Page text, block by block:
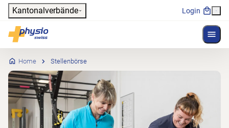
Header
Kantonalverbände Login
Physioswiss
Hauptnavigation
Home Stellenbörse